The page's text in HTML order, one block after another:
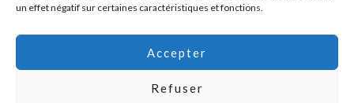
un effet négatif sur certaines caractéristiques et fonctions.
Accepter
Refuser
Mentions légales
Politique de confidentialité